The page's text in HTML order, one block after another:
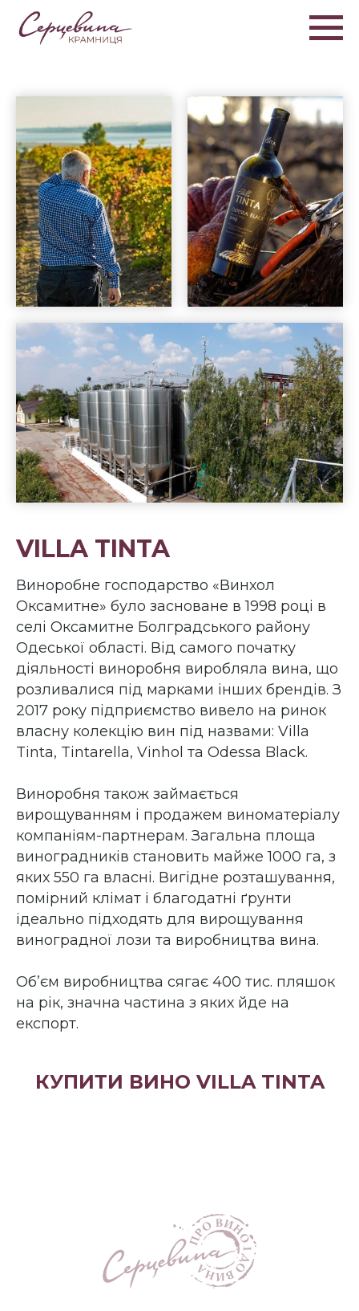
VILLA TINTA
Виноробне господарство «Винхол
Оксамитне» було засноване в 1998 році в
селі Оксамитне Болградського району
Одеської області. Від самого початку
діяльності виноробня виробляла вина, що
розливалися під марками інших брендів. З
2017 року підприємство вивело на ринок
власну колекцію вин під назвами: Villa
Tinta, Tintarella, Vinhol та Odessa Black.
Виноробня також займається
вирощуванням і продажем виноматеріалу
компаніям-партнерам. Загальна площа
виноградників становить майже 1000 га, з
яких 550 га власні. Вигідне розташування,
помірний клімат і благодатні ґрунти
ідеально підходять для вирощування
виноградної лози та виробництва вина.
Об’єм виробництва сягає 400 тис. пляшок
на рік, значна частина з яких йде на
експорт.
КУПИТИ ВИНО VILLA TINTA